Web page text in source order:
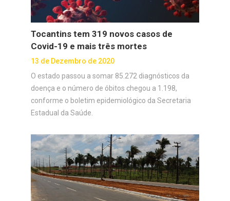
Tocantins tem 319 novos casos de
Covid-19 e mais três mortes
13 de Dezembro de 2020
O estado passou a somar 85.272 diagnósticos da
doença e o número de óbitos chegou a 1.198,
conforme o boletim epidemiológico da Secretaria
Estadual da Saúde.